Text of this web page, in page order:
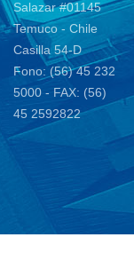
Salazar #01145
Temuco - Chile
Casilla 54-D
Fono: (56) 45 232
5000 - FAX: (56)
45 2592822